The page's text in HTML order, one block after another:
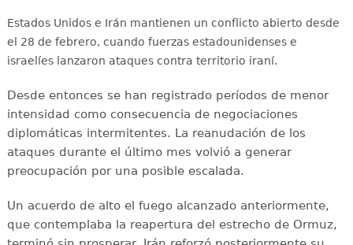
Estados Unidos e Irán mantienen un conflicto abierto desde
el 28 de febrero, cuando fuerzas estadounidenses e
israelíes lanzaron ataques contra territorio iraní.
Desde entonces se han registrado períodos de menor
intensidad como consecuencia de negociaciones
diplomáticas intermitentes. La reanudación de los
ataques durante el último mes volvió a generar
preocupación por una posible escalada.
Un acuerdo de alto el fuego alcanzado anteriormente,
que contemplaba la reapertura del estrecho de Ormuz,